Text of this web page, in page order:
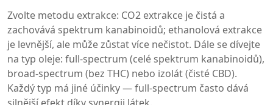
Zvolte metodu extrakce: CO2 extrakce je čistá a
zachovává spektrum kanabinoidů; ethanolová extrakce
je levnější, ale může zůstat více nečistot. Dále se dívejte
na typ oleje: full‑spectrum (celé spektrum kanabinoidů),
broad‑spectrum (bez THC) nebo izolát (čisté CBD).
Každý typ má jiné účinky — full‑spectrum často dává